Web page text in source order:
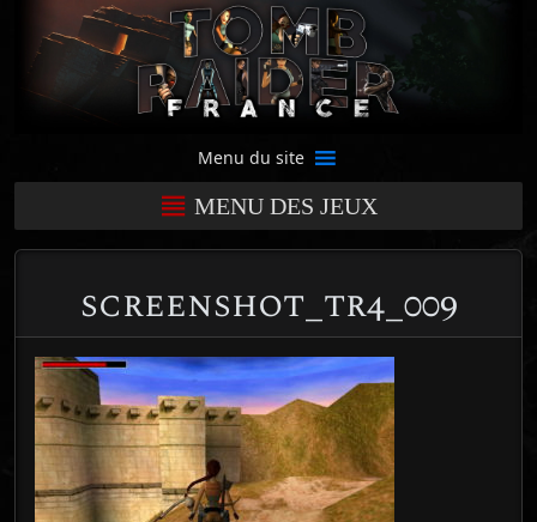
Menu du site
MENU DES JEUX
screenshot_tr4_009